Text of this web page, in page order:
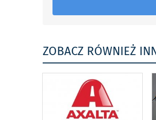
ZOBACZ RÓWNIEŻ